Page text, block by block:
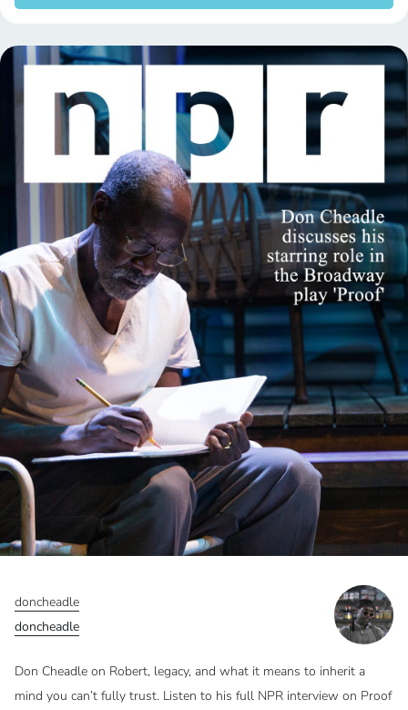
doncheadle
doncheadle
Don Cheadle on Robert, legacy, and what it means to inherit a
mind you can’t fully trust. Listen to his full NPR interview on Proof